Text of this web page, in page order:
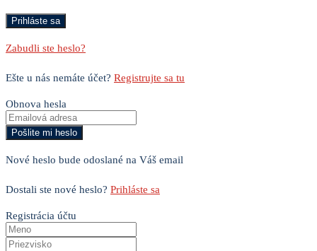
Zabudli ste heslo?
Ešte u nás nemáte účet? Registrujte sa tu
Obnova hesla
Nové heslo bude odoslané na Váš email
Dostali ste nové heslo? Prihláste sa
Registrácia účtu